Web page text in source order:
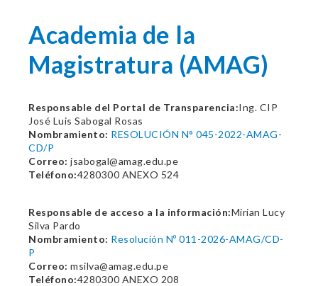
Academia de la
Magistratura (AMAG)
Responsable del Portal de Transparencia:Ing. CIP
José Luis Sabogal Rosas
Nombramiento: RESOLUCIÓN N° 045-2022-AMAG-
CD/P
Correo: jsabogal@amag.edu.pe
Teléfono:4280300 ANEXO 524
Responsable de acceso a la información:Mirian Lucy
Silva Pardo
Nombramiento: Resolución Nº 011-2026-AMAG/CD-
P
Correo: msilva@amag.edu.pe
Teléfono:4280300 ANEXO 208